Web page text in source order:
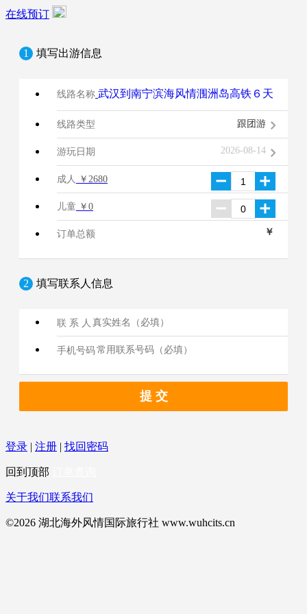
在线预订
1 填写出游信息
线路名称 武汉到南宁滨海风情涠洲岛高铁６天
线路类型 跟团游
游玩日期 2026-08-14
成人 ￥2680
儿童 ￥0
订单总额 ￥
2 填写联系人信息
联 系 人
手机号码
提 交
登录 | 注册 | 找回密码
回到顶部
关于我们联系我们
©2026 湖北海外风情国际旅行社 www.wuhcits.cn